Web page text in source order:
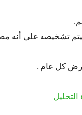
ليتم تشخيصه على